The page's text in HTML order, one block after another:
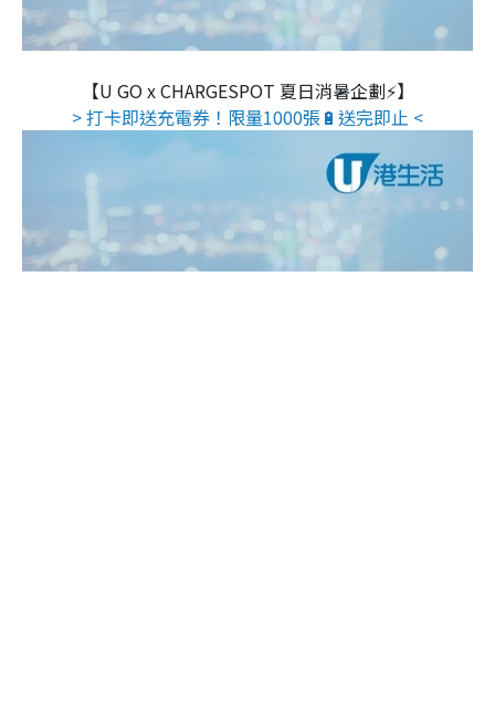
【U GO x CHARGESPOT 夏日消暑企劃⚡】
> 打卡即送充電券！限量1000張🔋送完即止 <